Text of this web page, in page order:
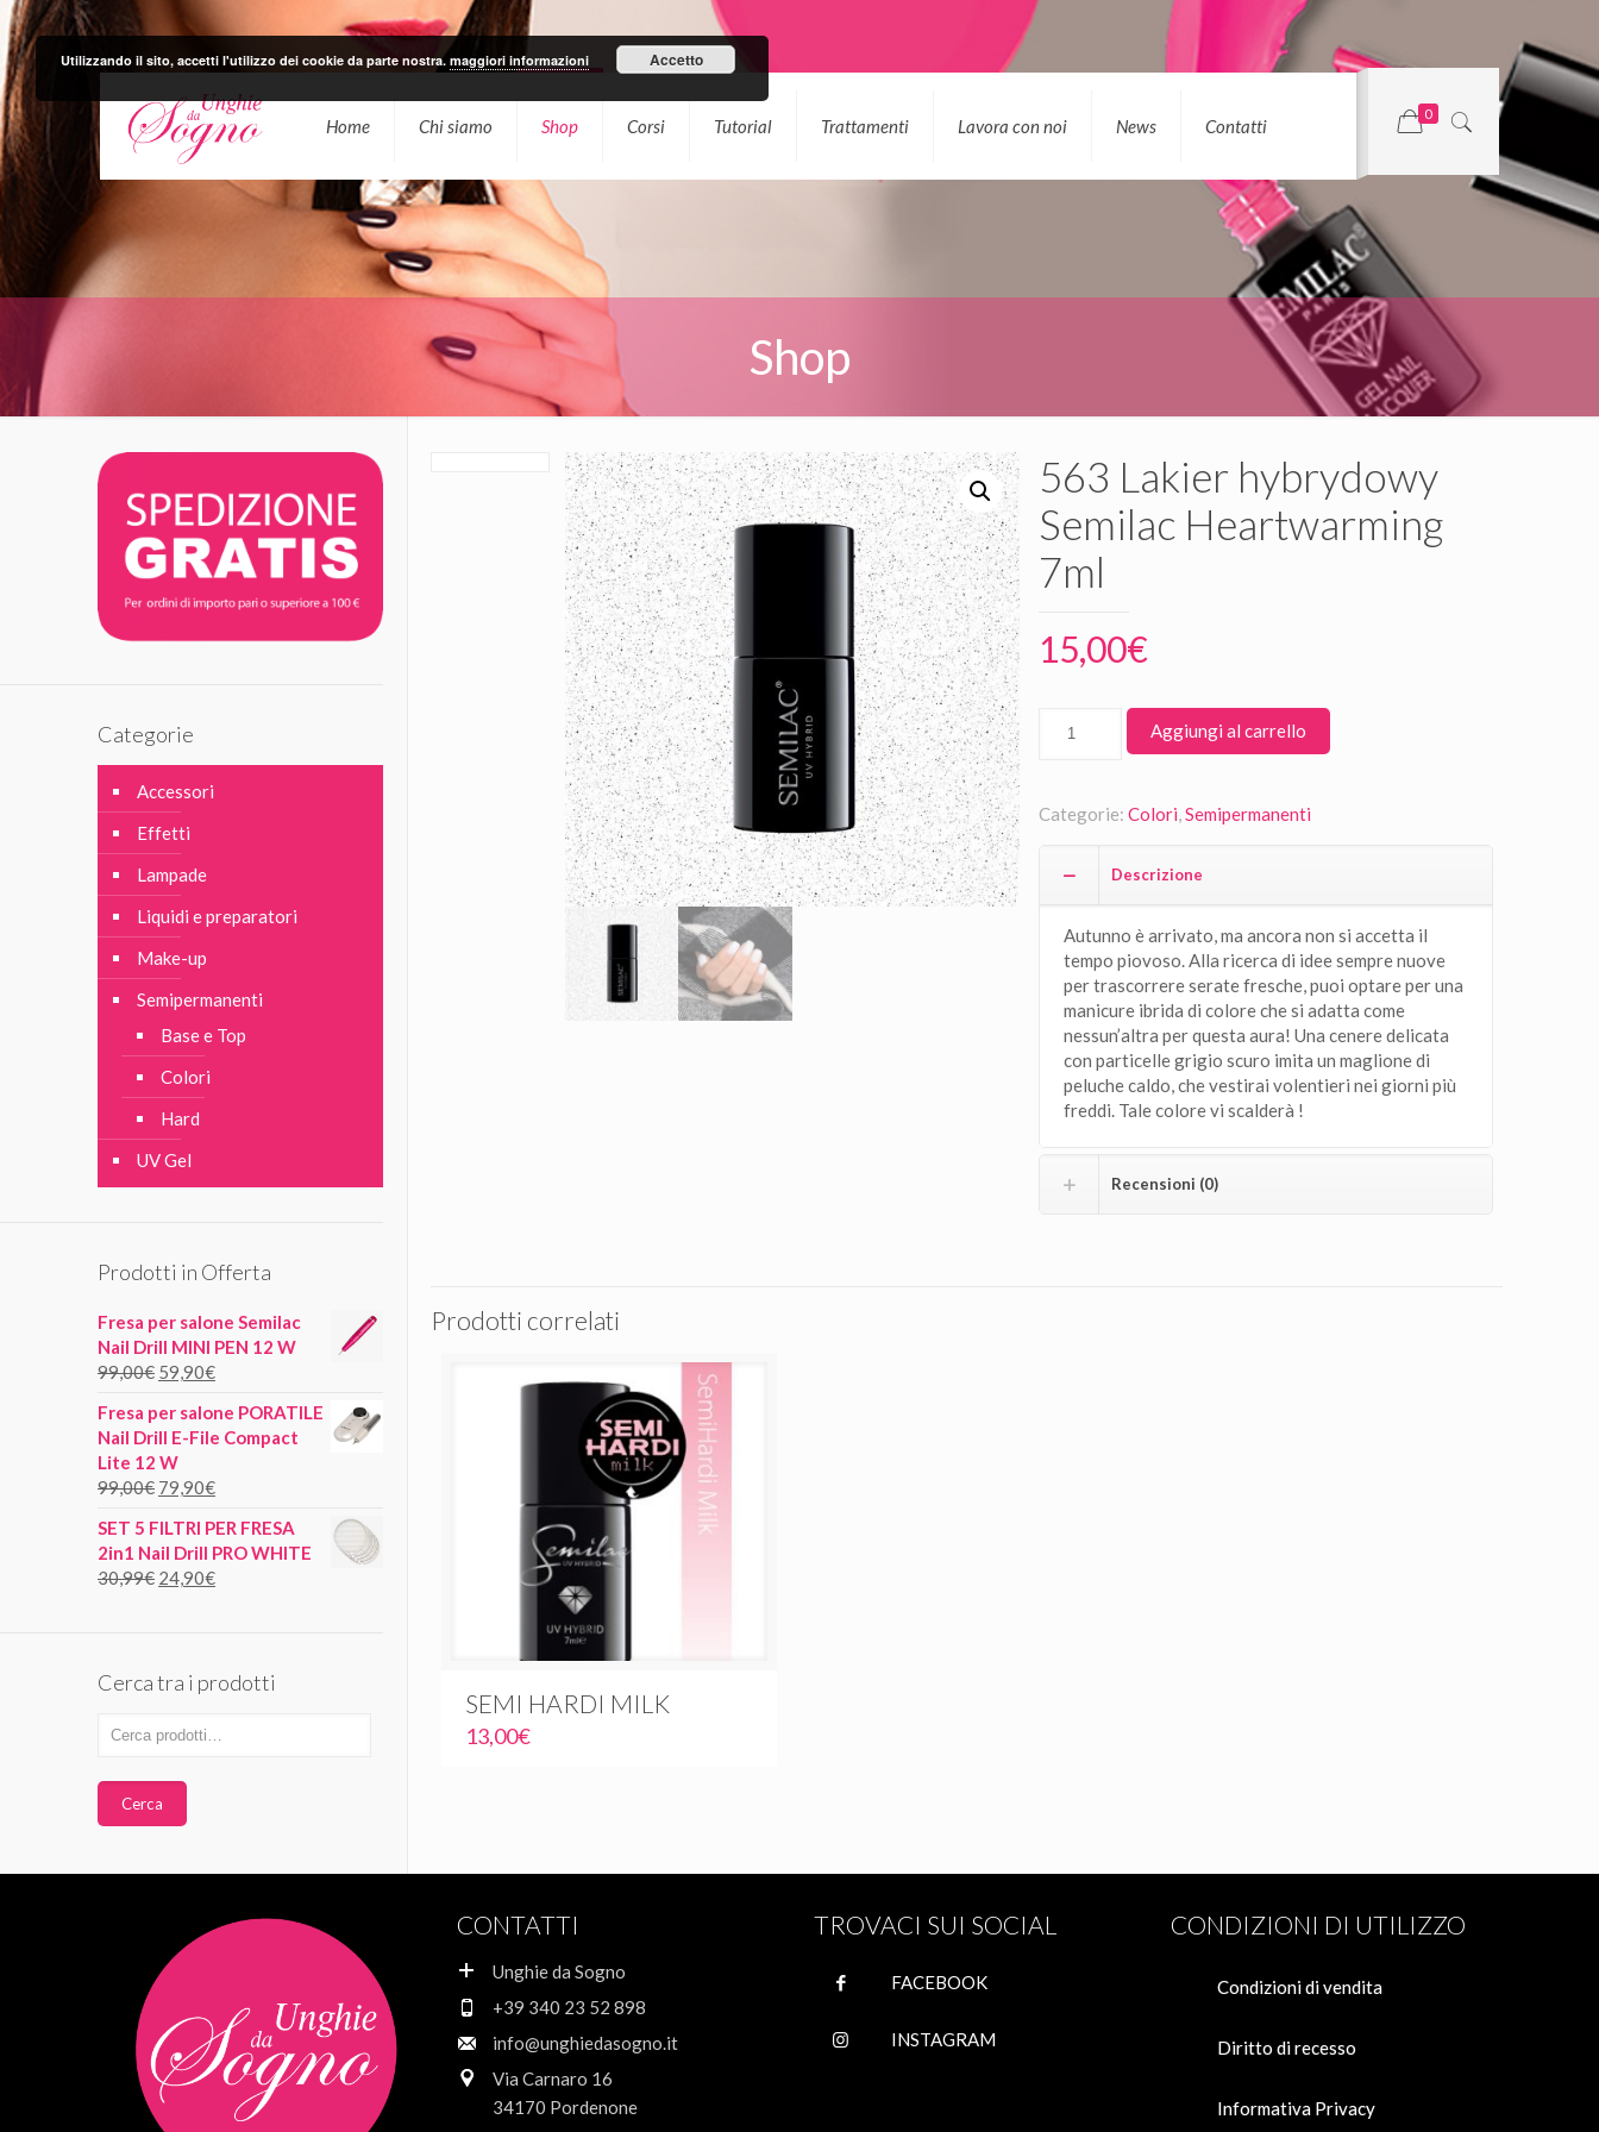
Home Chi siamo Shop Corsi Tutorial Trattamenti Lavora con noi News Contatti
0
Shop
563 Lakier hybrydowy
Semilac Heartwarming
7ml
15,00€
Aggiungi al carrello
Categorie: Colori,Semipermanenti
Descrizione
Autunno è arrivato, ma ancora non si accetta il
tempo piovoso. Alla ricerca di idee sempre nuove
per trascorrere serate fresche, puoi optare per una
manicure ibrida di colore che si adatta come
nessun’altra per questa aura! Una cenere delicata
con particelle grigio scuro imita un maglione di
peluche caldo, che vestirai volentieri nei giorni più
freddi. Tale colore vi scalderà !
Recensioni (0)
Prodotti correlati
SEMI HARDI MILK
13,00€
Categorie
Accessori
Effetti
Lampade
Liquidi e preparatori
Make-up
Semipermanenti
Base e Top
Colori
Hard
UV Gel
Prodotti in Offerta
Fresa per salone Semilac
Nail Drill MINI PEN 12 W
99,00€ 59,90€
Fresa per salone PORATILE
Nail Drill E-File Compact
Lite 12 W
99,00€ 79,90€
SET 5 FILTRI PER FRESA
2in1 Nail Drill PRO WHITE
30,99€ 24,90€
Cerca tra i prodotti
Cerca
CONTATTI
Unghie da Sogno
+39 340 23 52 898
info@unghiedasogno.it
Via Carnaro 16
34170 Pordenone
TROVACI SUI SOCIAL
FACEBOOK
INSTAGRAM
CONDIZIONI DI UTILIZZO
Condizioni di vendita
Diritto di recesso
Informativa Privacy
Utilizzando il sito, accetti l'utilizzo dei cookie da parte nostra. maggiori informazioni Accetto